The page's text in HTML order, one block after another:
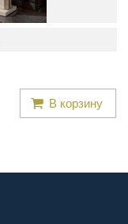
В корзину